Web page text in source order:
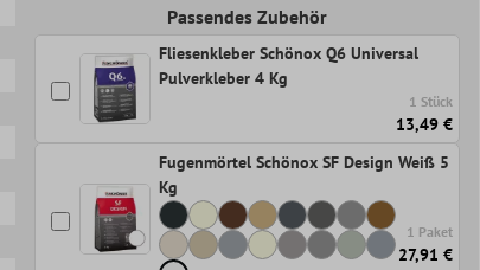
Passendes Zubehör
Fliesenkleber Schönox Q6 Universal
Pulverkleber 4 Kg
1 Stück
13,49 €
Fugenmörtel Schönox SF Design Weiß 5
Kg
1 Paket
27,91 €